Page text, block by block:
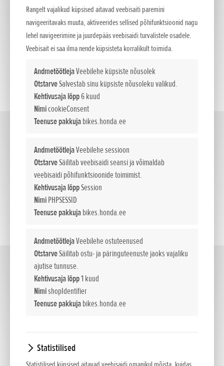
Rangelt vajalikud küpsised aitavad veebisaiti paremini
navigeeritavaks muuta, aktiveerides sellised põhifunktsioonid nagu
lehel navigeerimine ja juurdepääs veebisaidi turvalistele osadele.
Veebisait ei saa ilma nende küpsisteta korralikult toimida.
AndmetöötlejaVeebilehe küpsiste nõusolek
OtstarveSalvestab sinu küpsiste nõusoleku valikud.
Kehtivusaja lõpp6 kuud
NimicookieConsent
Teenuse pakkujabikes.honda.ee
AndmetöötlejaVeebilehe sessioon
OtstarveSäilitab veebisaidi seansi ja võimaldab
veebisaidi põhifunktsioonide toimimist.
Kehtivusaja lõppSession
NimiPHPSESSID
Teenuse pakkujabikes.honda.ee
AndmetöötlejaVeebilehe ostuteenused
OtstarveSäilitab ostu- ja päringuteenuste jaoks vajaliku
ajutise tunnuse.
Kehtivusaja lõpp1 kuud
NimishopIdentifier
Teenuse pakkujabikes.honda.ee
Statistilised